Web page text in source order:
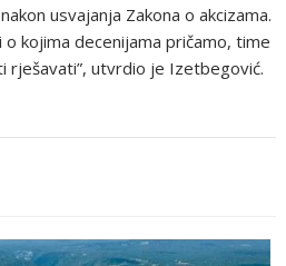
usvajanja Zakona o akcizama.
kojima decenijama pričamo, time
rješavati”, utvrdio je Izetbegović.